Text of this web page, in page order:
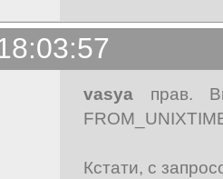
vasya прав.
Кстати, с